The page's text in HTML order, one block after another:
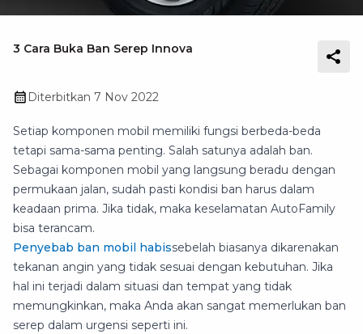
3 Cara Buka Ban Serep Innova
Diterbitkan 7 Nov 2022
Setiap komponen mobil memiliki fungsi berbeda-beda
tetapi sama-sama penting. Salah satunya adalah ban.
Sebagai komponen mobil yang langsung beradu dengan
permukaan jalan, sudah pasti kondisi ban harus dalam
keadaan prima. Jika tidak, maka keselamatan AutoFamily
bisa terancam.
Penyebab ban mobil habissebelah biasanya dikarenakan
tekanan angin yang tidak sesuai dengan kebutuhan. Jika
hal ini terjadi dalam situasi dan tempat yang tidak
memungkinkan, maka Anda akan sangat memerlukan ban
serep dalam urgensi seperti ini.